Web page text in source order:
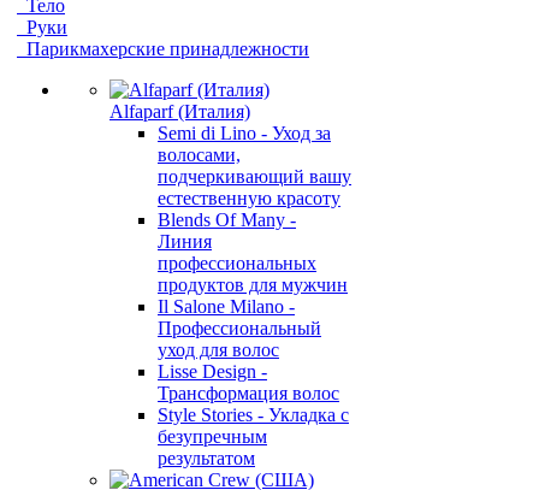
Тело
Руки
Парикмахерские принадлежности
Alfaparf (Италия)
Semi di Lino - Уход за
волосами,
подчеркивающий вашу
естественную красоту
Blends Of Many -
Линия
профессиональных
продуктов для мужчин
Il Salone Milano -
Профессиональный
уход для волос
Lisse Design -
Трансформация волос
Style Stories - Укладка с
безупречным
результатом